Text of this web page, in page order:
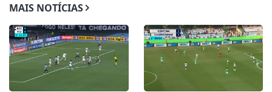
MAIS NOTÍCIAS